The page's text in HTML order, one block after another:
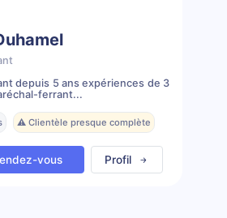
depuis 5 ans expériences de 3
ferrant...
⚠️ Clientèle presque complète
vous Profil